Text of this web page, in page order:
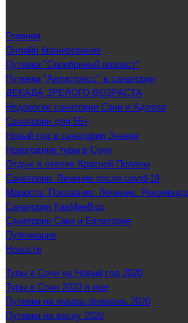
Главная
Онлайн бронирование
Путевки "Серебряный возраст"
Путевки "Антистресс" в санатории
ДЕКАДА ЗРЕЛОГО ВОЗРАСТА
Недорогие санатории Сочи и Адлера
Санатории для 55+
Новый год в санатории Знание
Новогодние туры в Сочи
Отдых в отелях Красной Поляны
Санатории: Лечение после covid-19
Мацеста: Показания. Лечение.
Санатории КавМинВод
Санатории Саки и Евпатория
Публикации
Новости
Туры в Сочи на Новый год 2020
Туры в Сочи 2020 в мае
Путевки на январь-февраль 2020
Путевки на весну 2020